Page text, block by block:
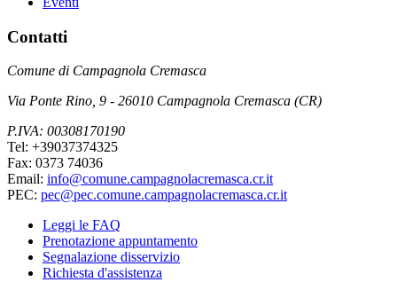
Contatti
Comune di Campagnola Cremasca
Via Ponte Rino, 9 - 26010 Campagnola Cremasca (CR)
P.IVA: 00308170190
Tel: +39037374325
Fax: 0373 74036
Email: info@comune.campagnolacremasca.cr.it
PEC: pec@pec.comune.campagnolacremasca.cr.it
Leggi le FAQ
Prenotazione appuntamento
Segnalazione disservizio
Richiesta d'assistenza